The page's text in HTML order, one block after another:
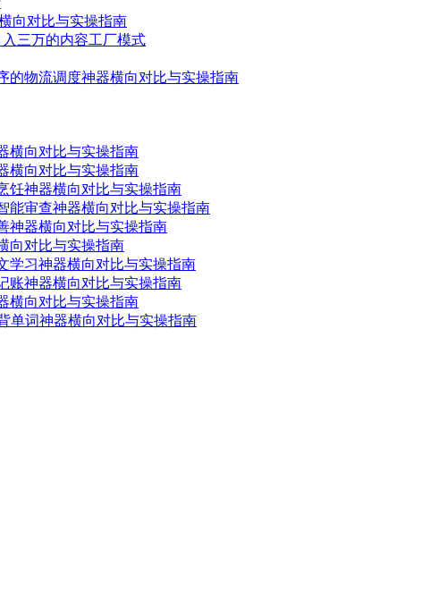
向对比与实操指南
三万的内容工厂模式
的物流调度神器横向对比与实操指南
横向对比与实操指南
横向对比与实操指南
饪神器横向对比与实操指南
能审查神器横向对比与实操指南
神器横向对比与实操指南
向对比与实操指南
学习神器横向对比与实操指南
账神器横向对比与实操指南
横向对比与实操指南
单词神器横向对比与实操指南